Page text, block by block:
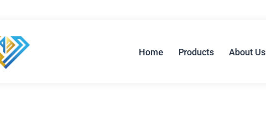
Home Products About Us